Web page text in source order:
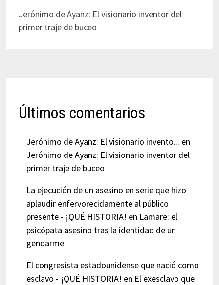
Jerónimo de Ayanz: El visionario inventor del
primer traje de buceo
Últimos comentarios
Jerónimo de Ayanz: El visionario invento... en
Jerónimo de Ayanz: El visionario inventor del
primer traje de buceo
La ejecución de un asesino en serie que hizo
aplaudir enfervorecidamente al público
presente - ¡QUÉ HISTORIA! en Lamare: el
psicópata asesino tras la identidad de un
gendarme
El congresista estadounidense que nació como
esclavo - ¡QUÉ HISTORIA! en El exesclavo que